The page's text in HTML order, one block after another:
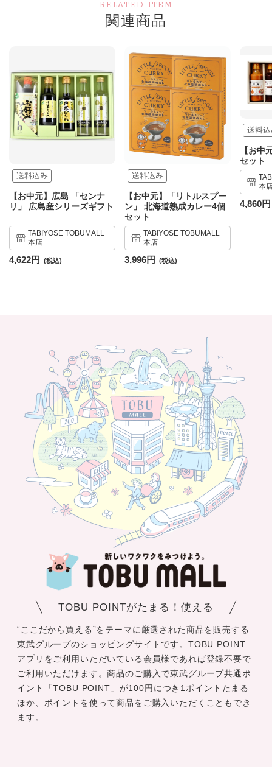
RELATED ITEM
関連商品
【お中元】広島 「センナ
リ」 広島産シリーズギフト
TABIYOSE TOBUMALL
本店
4,622円
【お中元】「リトルスプー
ン」 北海道熟成カレー4個
セット
TABIYOSE TOBUMALL
本店
3,996円
【お中
セット
本
4,860円
TOBU POINTがたまる！使える
“ここだから買える”をテーマに厳選された商品を販売する
東武グループのショッピングサイトです。TOBU POINT
アプリをご利用いただいている会員様であれば登録不要で
ご利用いただけます。商品のご購入で東武グループ共通ポ
イント「TOBU POINT」が100円につき1ポイントたまる
ほか、ポイントを使って商品をご購入いただくこともでき
ます。